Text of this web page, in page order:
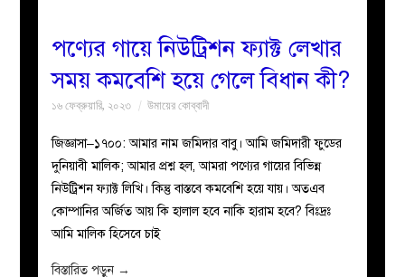
পণ্যের গায়ে নিউট্রিশন ফ্যাক্ট লেখার
সময় কমবেশি হয়ে গেলে বিধান কী?
১৬ ফেব্রুয়ারি, ২০২৩ উমায়ের কোব্বাদী
জিজ্ঞাসা–১৭০০: আমার নাম জমিদার বাবু। আমি জমিদারী ফুডের
দুনিয়াবী মালিক; আমার প্রশ্ন হল, আমরা পণ্যের গায়ের বিভিন্ন
নিউট্রিশন ফ্যাক্ট লিখি। কিন্তু বাস্তবে কমবেশি হয়ে যায়। অতএব
কোম্পানির অর্জিত আয় কি হালাল হবে নাকি হারাম হবে? বিঃদ্রঃ
আমি মালিক হিসেবে চাই
বিস্তারিত পড়ুন →